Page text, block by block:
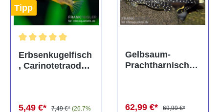
Tipp
Durchschnittliche Bewertung von 5 von 5 Sternen
Erbsenkugelfisch
, Carinotetraodon
5,49 €* 7,49 €* (26.7%
Gelbsaum-
Prachtharnischw
62,99 €*
69,99 €*